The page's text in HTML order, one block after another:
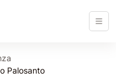
Palosanto